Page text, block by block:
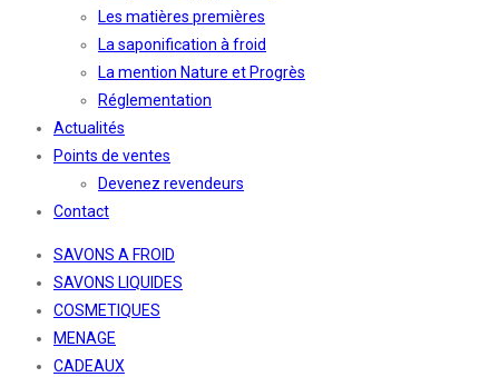
Les matières premières
La saponification à froid
La mention Nature et Progrès
Réglementation
Actualités
Points de ventes
Devenez revendeurs
Contact
SAVONS A FROID
SAVONS LIQUIDES
COSMETIQUES
MENAGE
CADEAUX